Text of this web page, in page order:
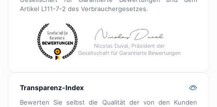
Artikel L111-7-2 des Verbrauchergesetzes.
Nicolas Duval, Präsident der
Gesellschaft für Garantierte Bewertungen
Transparenz-Index
Bewerten Sie selbst die Qualität der von den Kunden